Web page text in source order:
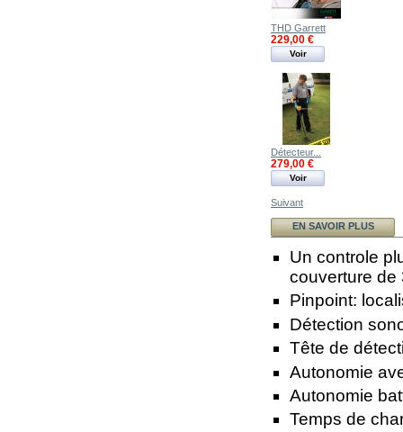
THD Garrett
229,00 €
Voir
Détecteur...
279,00 €
Voir
Suivant
EN SAVOIR PLUS
Un controle
couverture de
Pinpoint:
Détection
Tête de
Autonomie
Autonomie
Temps de